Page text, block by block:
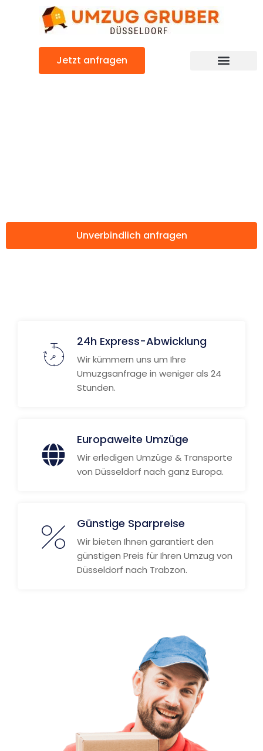
Jetzt anfragen
Unverbindlich anfragen
24h Express-Abwicklung
Wir kümmern uns um Ihre
Umuzgsanfrage in weniger als 24
Stunden.
Europaweite Umzüge
Wir erledigen Umzüge & Transporte
von Düsseldorf nach ganz Europa.
Günstige Sparpreise
Wir bieten Ihnen garantiert den
günstigen Preis für Ihren Umzug von
Düsseldorf nach Trabzon.